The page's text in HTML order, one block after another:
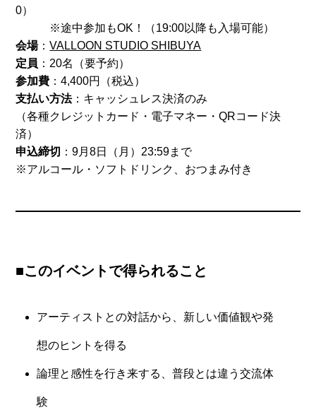
0）
※途中参加もOK！（19:00以降も入場可能）
会場：VALLOON STUDIO SHIBUYA
定員 ：20名（要予約）
参加費 ：4,400円（税込）
支払い方法：キャッシュレス決済のみ
（各種クレジットカード・電子マネー・QRコード決
済）
申込締切 ：9月8日（月）23:59まで
※アルコール・ソフトドリンク、おつまみ付き
■このイベントで得られること
アーティストとの対話から、新しい価値観や発
想のヒントを得る
論理と感性を行き来する、普段とは違う交流体
験